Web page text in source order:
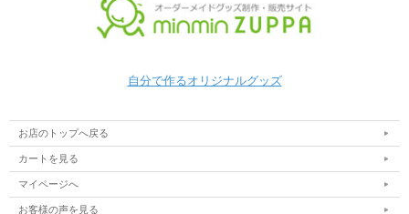
自分で作るオリジナルグッズ
お店のトップへ戻る
カートを見る
マイページへ
お客様の声を見る